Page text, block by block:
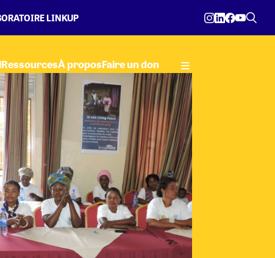
LINKUP
RessourcesÀ proposFaire un don